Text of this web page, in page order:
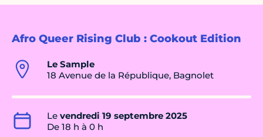
Afro Queer Rising Club : Cookout Edition
Le Sample
18 Avenue de la République, Bagnolet
Le vendredi 19 septembre 2025
De 18 h à 0 h